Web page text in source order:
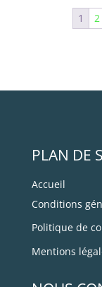
1 2
PLAN DE
Accueil
Conditions
Politique de
Mentions